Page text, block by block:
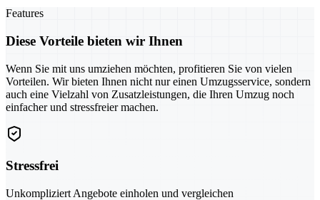
Features
Diese Vorteile bieten wir Ihnen
Wenn Sie mit uns umziehen möchten, profitieren Sie von vielen
Vorteilen. Wir bieten Ihnen nicht nur einen Umzugsservice, sondern
auch eine Vielzahl von Zusatzleistungen, die Ihren Umzug noch
einfacher und stressfreier machen.
Stressfrei
Unkompliziert Angebote einholen und vergleichen